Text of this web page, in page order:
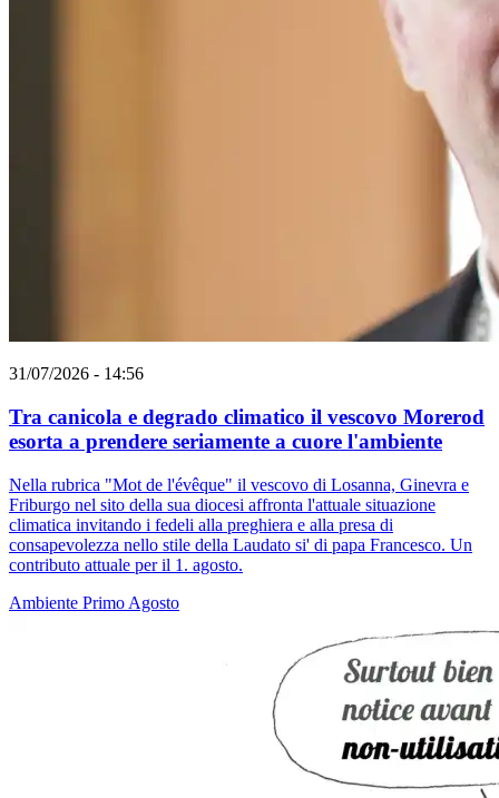
31/07/2026 - 14:56
Tra canicola e degrado climatico il vescovo Morerod
esorta a prendere seriamente a cuore l'ambiente
Nella rubrica "Mot de l'évêque" il vescovo di Losanna, Ginevra e
Friburgo nel sito della sua diocesi affronta l'attuale situazione
climatica invitando i fedeli alla preghiera e alla presa di
consapevolezza nello stile della Laudato si' di papa Francesco. Un
contributo attuale per il 1. agosto.
Ambiente Primo Agosto